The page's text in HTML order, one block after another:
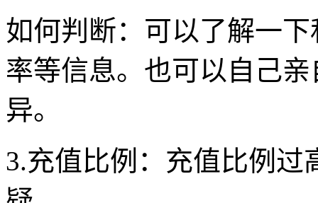
如何判断：可以了解一
率等信息。也可以自己
异。
3.充值比例：充值比例